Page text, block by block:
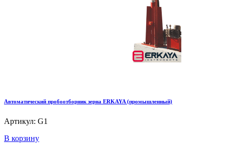
Автоматический пробоотборник зерна ERKAYA (промышленный)
Артикул: G1
В корзину